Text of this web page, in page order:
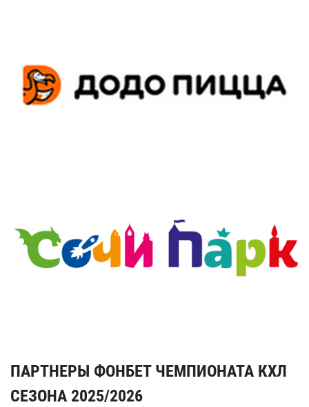
ПАРТНЕРЫ ФОНБЕТ ЧЕМПИОНАТА КХЛ
СЕЗОНА 2025/2026